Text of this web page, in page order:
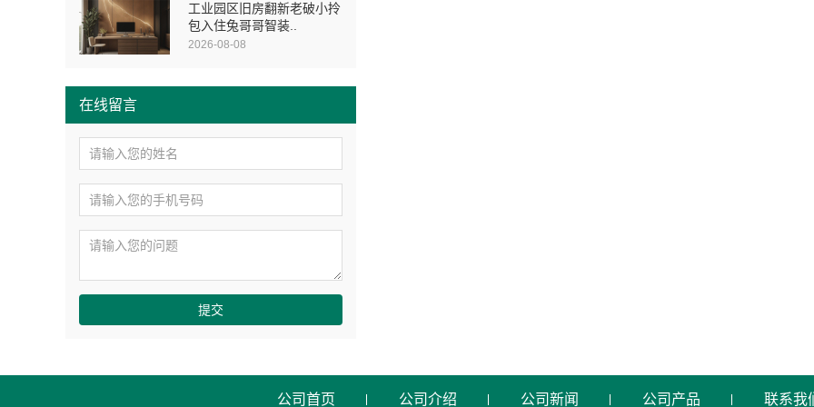
工业园区旧房翻新老破小拎
包入住兔哥哥智装..
2026-08-08
在线留言
提交
公司首页 公司介绍 公司新闻 公司产品 联系我